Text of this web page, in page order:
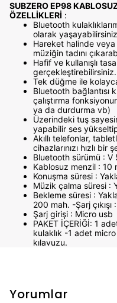
SUBZERO EP98
ÖZELLİKLERİ :
Bluetooth
olarak
Hareket halinde
müziğin tadını
Hafif ve kullanışlı
gerçekleştirebilirsiniz.
Tek düğme ile
Bluetooth bağlantısı
çalıştırma
ya da durdurma vb)
Üzerindeki tuş
yapabilir ses
Akıllı telefonlar,
cihazlarınızı hızlı
Bluetooth sürümü : V
Kablosuz menzil : 10
Konuşma süresi :
Müzik çalma süresi :
Bekleme süresi :
200 mah. -Şarj çıkışı
Şarj girişi : Micro usb
PAKET İÇERİĞİ: 1
kulaklık -1 adet
kılavuzu.
Yorumlar